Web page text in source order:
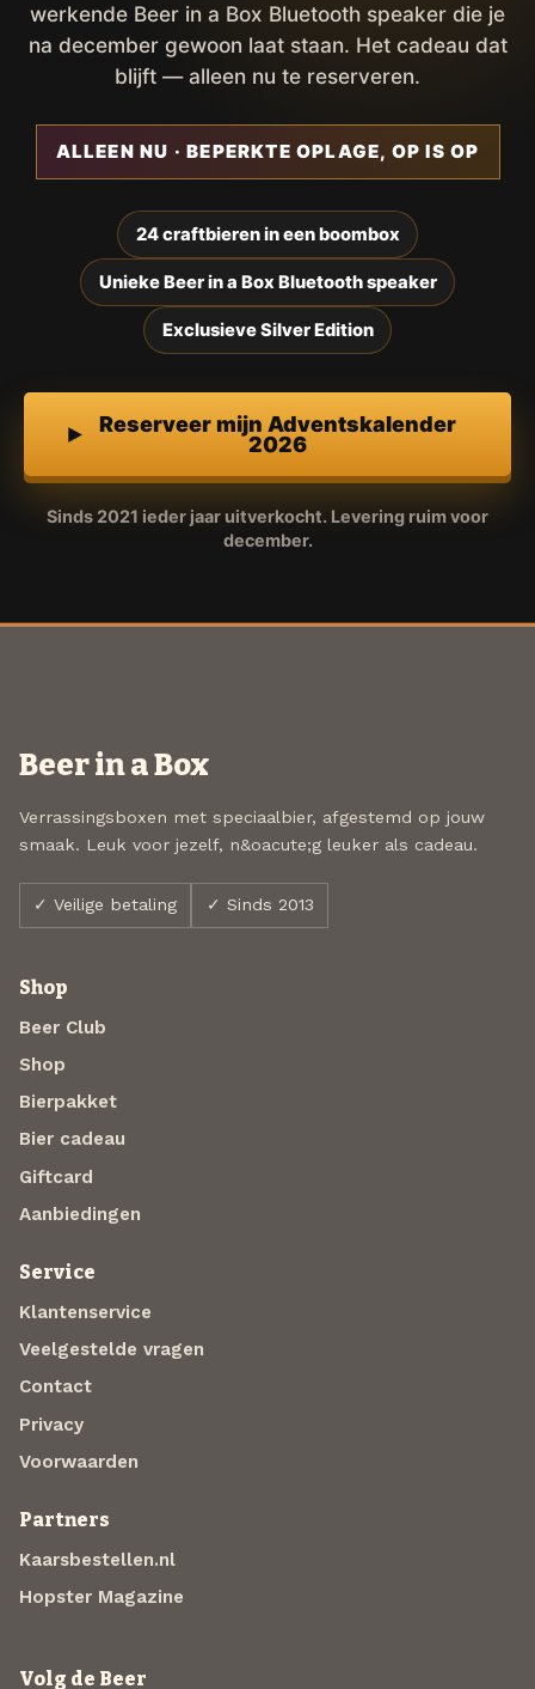
werkende Beer in a Box Bluetooth speaker die je
na december gewoon laat staan. Het cadeau dat
blijft — alleen nu te reserveren.
ALLEEN NU · BEPERKTE OPLAGE, OP IS OP
24 craftbieren in een boombox
Unieke Beer in a Box Bluetooth speaker
Exclusieve Silver Edition
Reserveer mijn Adventskalender
2026
Sinds 2021 ieder jaar uitverkocht. Levering ruim voor
december.
Beer in a Box
Verrassingsboxen met speciaalbier, afgestemd op jouw
smaak. Leuk voor jezelf, n&oacute;g leuker als cadeau.
✓ Veilige betaling ✓ Sinds 2013
Shop
Beer Club
Shop
Bierpakket
Bier cadeau
Giftcard
Aanbiedingen
Service
Klantenservice
Veelgestelde vragen
Contact
Privacy
Voorwaarden
Partners
Kaarsbestellen.nl
Hopster Magazine
Volg de Beer